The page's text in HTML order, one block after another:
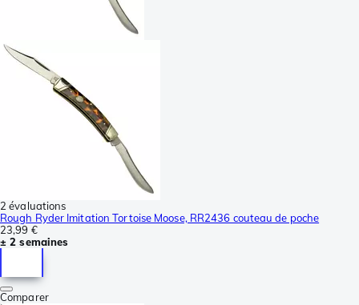
2 évaluations
Rough Ryder Imitation Tortoise Moose, RR2436 couteau de poche
23,99 €
± 2 semaines
Comparer